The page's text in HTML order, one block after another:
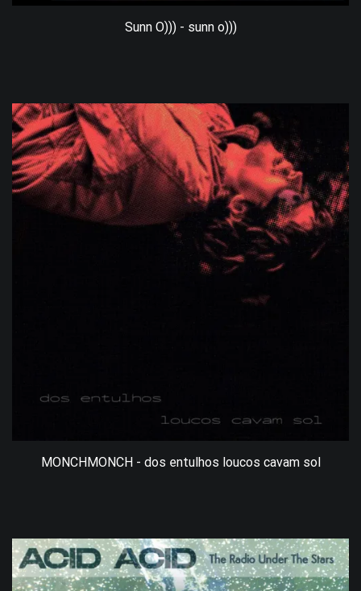
Sunn O))) - sunn o)))
MONCHMONCH - dos entulhos loucos cavam sol